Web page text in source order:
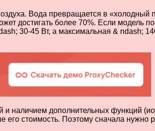
Вода превращается в «холодный
достигать более 70%. Если модель
30-45 Вт, а максимальная & ndash;
и наличием дополнительных функций
стоимость. Поэтому сначала нужно